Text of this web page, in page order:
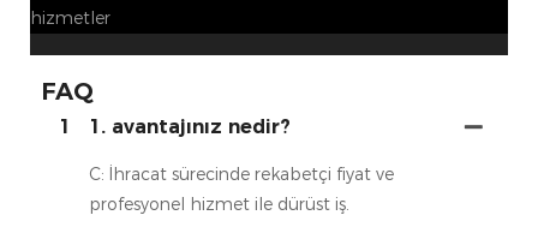
hizmetler
FAQ
1 1. avantajınız nedir?
C: İhracat sürecinde rekabetçi fiyat ve
profesyonel hizmet ile dürüst iş.